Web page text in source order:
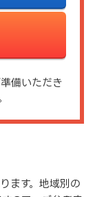
備いただき
ます。地域別の